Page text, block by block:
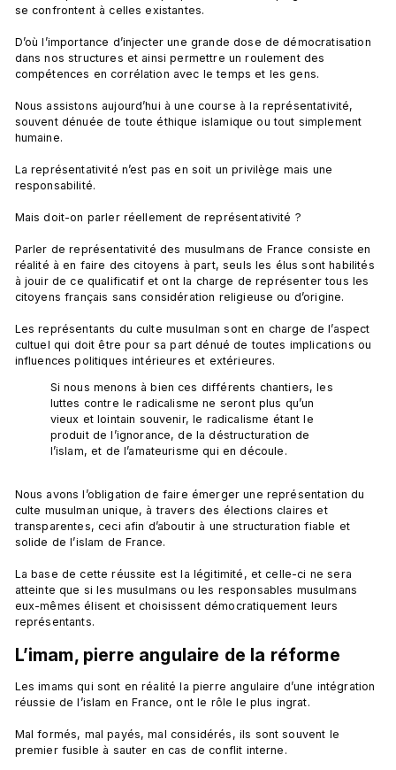
se confrontent à celles existantes.
D’où l’importance d’injecter une grande dose de démocratisation
dans nos structures et ainsi permettre un roulement des
compétences en corrélation avec le temps et les gens.
Nous assistons aujourd’hui à une course à la représentativité,
souvent dénuée de toute éthique islamique ou tout simplement
humaine.
La représentativité n’est pas en soit un privilège mais une
responsabilité.
Mais doit-on parler réellement de représentativité ?
Parler de représentativité des musulmans de France consiste en
réalité à en faire des citoyens à part, seuls les élus sont habilités
à jouir de ce qualificatif et ont la charge de représenter tous les
citoyens français sans considération religieuse ou d’origine.
Les représentants du culte musulman sont en charge de l’aspect
cultuel qui doit être pour sa part dénué de toutes implications ou
Si nous menons à bien ces différents chantiers, les
luttes contre le radicalisme ne seront plus qu’un
vieux et lointain souvenir, le radicalisme étant le
produit de l’ignorance, de la déstructuration de
l’islam, et de l’amateurisme qui en découle.
Nous avons l’obligation de faire émerger une représentation du
culte musulman unique, à travers des élections claires et
transparentes, ceci afin d’aboutir à une structuration fiable et
solide de l’islam de France.
La base de cette réussite est la légitimité, et celle-ci ne sera
atteinte que si les musulmans ou les responsables musulmans
eux-mêmes élisent et choisissent démocratiquement leurs
L’imam, pierre angulaire de la réforme
Les imams qui sont en réalité la pierre angulaire d’une intégration
réussie de l’islam en France, ont le rôle le plus ingrat.
Mal formés, mal payés, mal considérés, ils sont souvent le
premier fusible à sauter en cas de conflit interne.